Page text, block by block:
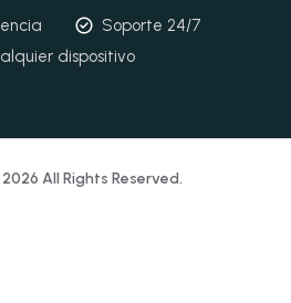
Soporte 24/7
dispositivo
All Rights Reserved.